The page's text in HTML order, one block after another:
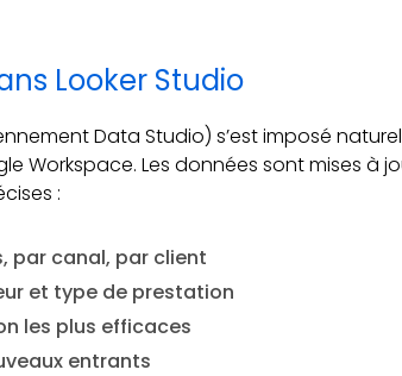
Looker Studio
Data Studio) s’est imposé
Workspace. Les données sont mises à
:
par canal, par client
et type de prestation
les plus efficaces
entrants